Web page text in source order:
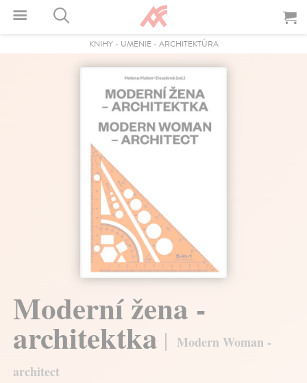
KNIHY- UMENIE- ARCHITEKTÚRA
Moderní žena -
architektka
Modern Woman -
architect